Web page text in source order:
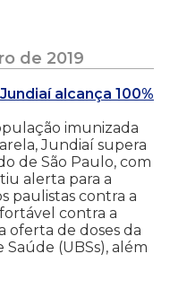
de 2019
alcança 100%
imunizada
Jundiaí supera
de São Paulo, com
alerta para a
paulistas contra a
contra a
oferta de doses da
Saúde (UBSs), além